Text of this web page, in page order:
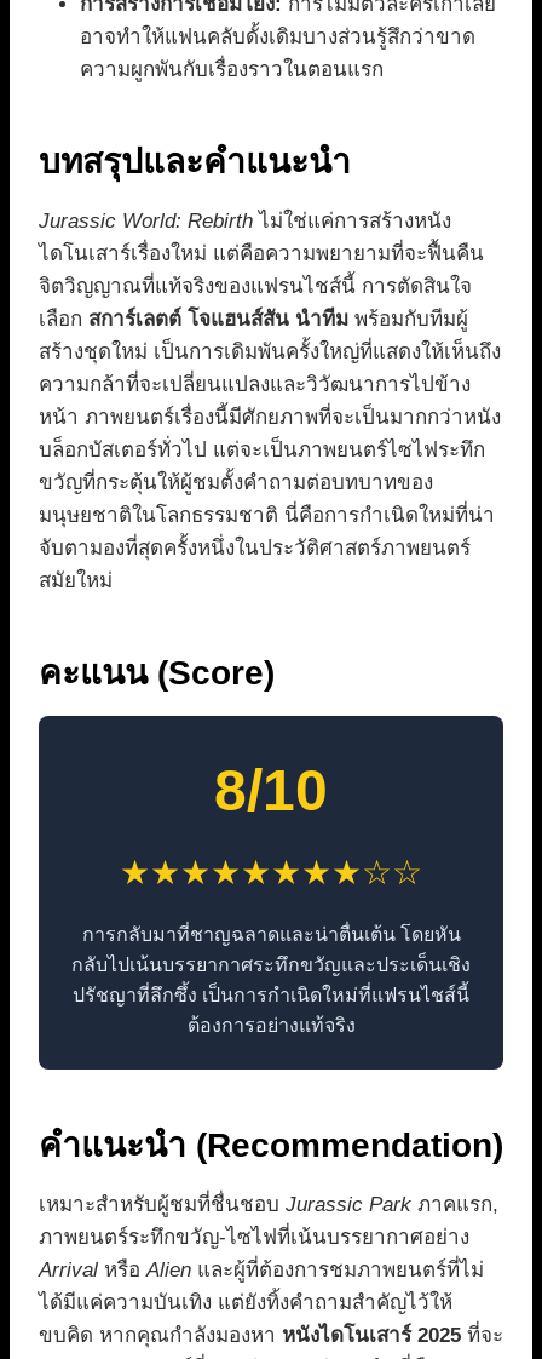
อาจทำให้แฟนคลับดั้งเดิมบางส่วนรู้สึกว่าขาด
ความผูกพันกับเรื่องราวในตอนแรก
บทสรุปและคำแนะนำ
Jurassic World: Rebirth ไม่ใช่แค่การสร้างหนัง
ไดโนเสาร์เรื่องใหม่ แต่คือความพยายามที่จะฟื้นคืน
จิตวิญญาณที่แท้จริงของแฟรนไชส์นี้ การตัดสินใจ
เลือก สการ์เลตต์ โจแฮนส์สัน นำทีม พร้อมกับทีมผู้
สร้างชุดใหม่ เป็นการเดิมพันครั้งใหญ่ที่แสดงให้เห็นถึง
ความกล้าที่จะเปลี่ยนแปลงและวิวัฒนาการไปข้าง
หน้า ภาพยนตร์เรื่องนี้มีศักยภาพที่จะเป็นมากกว่าหนัง
บล็อกบัสเตอร์ทั่วไป แต่จะเป็นภาพยนตร์ไซไฟระทึก
ขวัญที่กระตุ้นให้ผู้ชมตั้งคำถามต่อบทบาทของ
มนุษยชาติในโลกธรรมชาติ นี่คือการกำเนิดใหม่ที่น่า
จับตามองที่สุดครั้งหนึ่งในประวัติศาสตร์ภาพยนตร์
สมัยใหม่
คะแนน (Score)
8/10
★★★★★★★★☆☆
การกลับมาที่ชาญฉลาดและน่าตื่นเต้น โดยหัน
กลับไปเน้นบรรยากาศระทึกขวัญและประเด็นเชิง
ปรัชญาที่ลึกซึ้ง เป็นการกำเนิดใหม่ที่แฟรนไชส์นี้
ต้องการอย่างแท้จริง
คำแนะนำ (Recommendation)
เหมาะสำหรับผู้ชมที่ชื่นชอบ Jurassic Park ภาคแรก,
ภาพยนตร์ระทึกขวัญ-ไซไฟที่เน้นบรรยากาศอย่าง
Arrival หรือ Alien และผู้ที่ต้องการชมภาพยนตร์ที่ไม่
ได้มีแค่ความบันเทิง แต่ยังทิ้งคำถามสำคัญไว้ให้
ขบคิด หากคุณกำลังมองหา หนังไดโนเสาร์ 2025 ที่จะ